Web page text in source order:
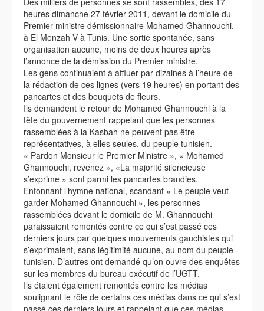
heures dimanche 27 février 2011, devant le domicile du
Premier ministre démissionnaire Mohamed Ghannouchi,
à El Menzah V à Tunis. Une sortie spontanée, sans
organisation aucune, moins de deux heures après
l’annonce de la démission du Premier ministre.
Les gens continuaient à affluer par dizaines à l’heure de
la rédaction de ces lignes (vers 19 heures) en portant des
pancartes et des bouquets de fleurs.
Ils demandent le retour de Mohamed Ghannouchi à la
tête du gouvernement rappelant que les personnes
rassemblées à la Kasbah ne peuvent pas être
représentatives, à elles seules, du peuple tunisien.
« Pardon Monsieur le Premier Ministre », « Mohamed
Ghannouchi, revenez », «La majorité silencieuse
s’exprime » sont parmi les pancartes brandies.
Entonnant l’hymne national, scandant « Le peuple veut
garder Mohamed Ghannouchi », les personnes
rassemblées devant le domicile de M. Ghannouchi
paraissaient remontés contre ce qui s’est passé ces
derniers jours par quelques mouvements gauchistes qui
s’exprimaient, sans légitimité aucune, au nom du peuple
tunisien. D’autres ont demandé qu’on ouvre des enquêtes
sur les membres du bureau exécutif de l’UGTT.
Ils étaient également remontés contre les médias
soulignant le rôle de certains ces médias dans ce qui s’est